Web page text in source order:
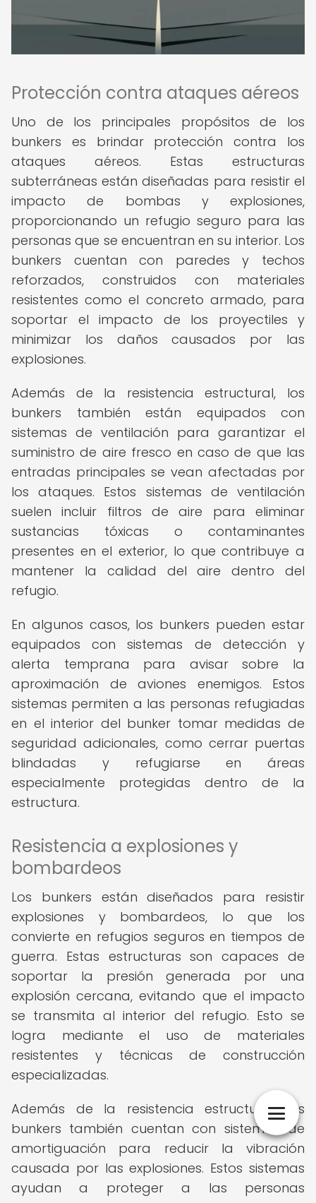
Protección contra ataques aéreos
Uno de los principales propósitos de los
bunkers es brindar protección contra los
ataques aéreos. Estas estructuras
subterráneas están diseñadas para resistir el
impacto de bombas y explosiones,
proporcionando un refugio seguro para las
personas que se encuentran en su interior. Los
bunkers cuentan con paredes y techos
reforzados, construidos con materiales
resistentes como el concreto armado, para
soportar el impacto de los proyectiles y
minimizar los daños causados por las
explosiones.
Además de la resistencia estructural, los
bunkers también están equipados con
sistemas de ventilación para garantizar el
suministro de aire fresco en caso de que las
entradas principales se vean afectadas por
los ataques. Estos sistemas de ventilación
suelen incluir filtros de aire para eliminar
sustancias tóxicas o contaminantes
presentes en el exterior, lo que contribuye a
mantener la calidad del aire dentro del
refugio.
En algunos casos, los bunkers pueden estar
equipados con sistemas de detección y
alerta temprana para avisar sobre la
aproximación de aviones enemigos. Estos
sistemas permiten a las personas refugiadas
en el interior del bunker tomar medidas de
seguridad adicionales, como cerrar puertas
blindadas y refugiarse en áreas
especialmente protegidas dentro de la
estructura.
Resistencia a explosiones y
bombardeos
Los bunkers están diseñados para resistir
explosiones y bombardeos, lo que los
convierte en refugios seguros en tiempos de
guerra. Estas estructuras son capaces de
soportar la presión generada por una
explosión cercana, evitando que el impacto
se transmita al interior del refugio. Esto se
logra mediante el uso de materiales
resistentes y técnicas de construcción
especializadas.
Además de la resistencia estructural, los
bunkers también cuentan con sistemas de
amortiguación para reducir la vibración
causada por las explosiones. Estos sistemas
ayudan a proteger a las personas